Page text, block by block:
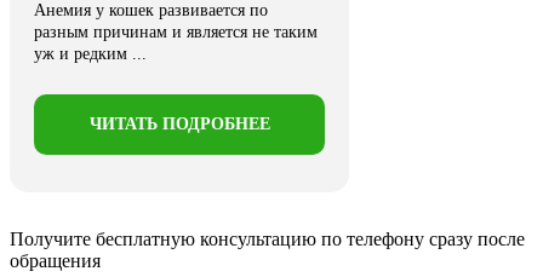
Анемия у кошек развивается по
разным причинам и является не таким
уж и редким ...
ЧИТАТЬ ПОДРОБНЕЕ
Получите бесплатную консультацию по телефону сразу после
обращения